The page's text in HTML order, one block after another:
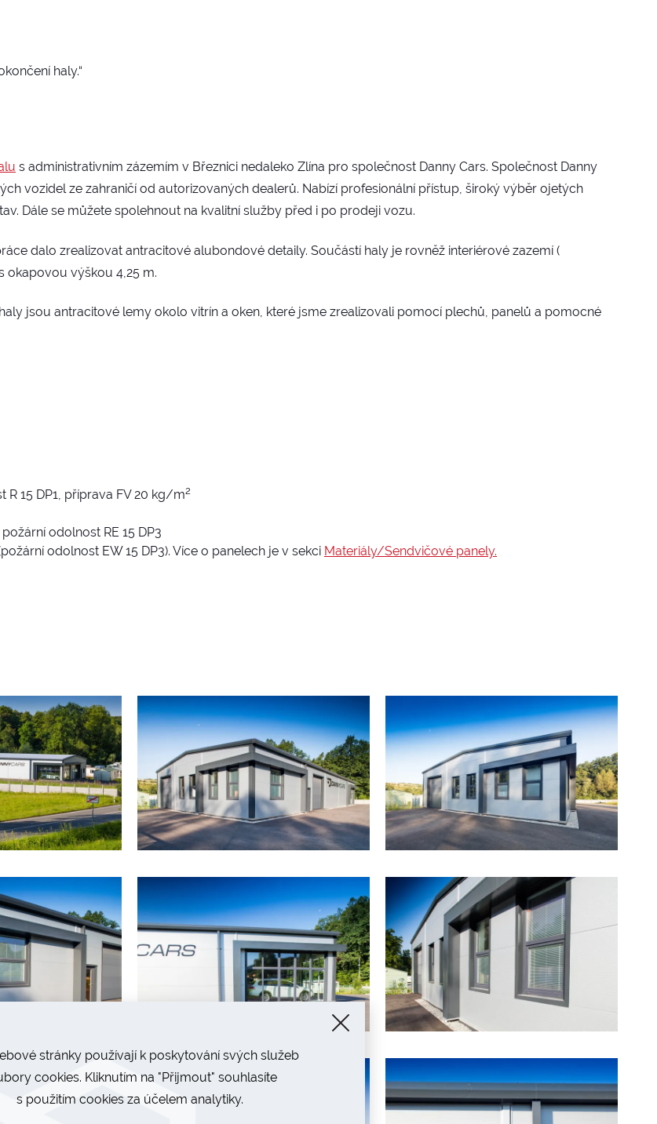
stránky používají k poskytování svých služeb
cookies. Kliknutím na "Přijmout" souhlasíte
s použitím cookies za účelem analytiky.
s administrativním zázemím v Březnici nedaleko Zlína pro společnost Danny Cars. Společnost Danny
vozidel ze zahraničí od autorizovaných dealerů. Nabízí profesionální přístup, široký výběr ojetých
Dále se můžete spolehnout na kvalitní služby před i po prodeji vozu.
dalo zrealizovat antracitové alubondové detaily. Součástí haly je rovněž interiérové zazemí (
okapovou výškou 4,25 m.
jsou antracitové lemy okolo vitrín a oken, které jsme zrealizovali pomocí plechů, panelů a pomocné
R 15 DP1, příprava FV 20 kg/m2
požární odolnost RE 15 DP3
odolnost EW 15 DP3). Více o panelech je v sekci Materiály/Sendvičové panely.
haly.“